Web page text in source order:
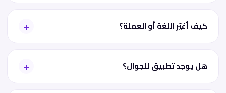
كيف أغيّر اللغة أو العملة؟
هل يوجد تطبيق للجوال؟